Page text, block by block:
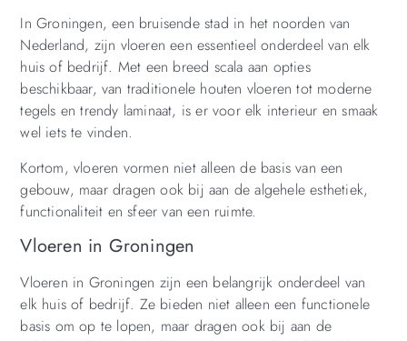
In Groningen, een bruisende stad in het noorden van
Nederland, zijn vloeren een essentieel onderdeel van elk
huis of bedrijf. Met een breed scala aan opties
beschikbaar, van traditionele houten vloeren tot moderne
tegels en trendy laminaat, is er voor elk interieur en smaak
wel iets te vinden.
Kortom, vloeren vormen niet alleen de basis van een
gebouw, maar dragen ook bij aan de algehele esthetiek,
functionaliteit en sfeer van een ruimte.
Vloeren in Groningen
Vloeren in Groningen zijn een belangrijk onderdeel van
elk huis of bedrijf. Ze bieden niet alleen een functionele
basis om op te lopen, maar dragen ook bij aan de